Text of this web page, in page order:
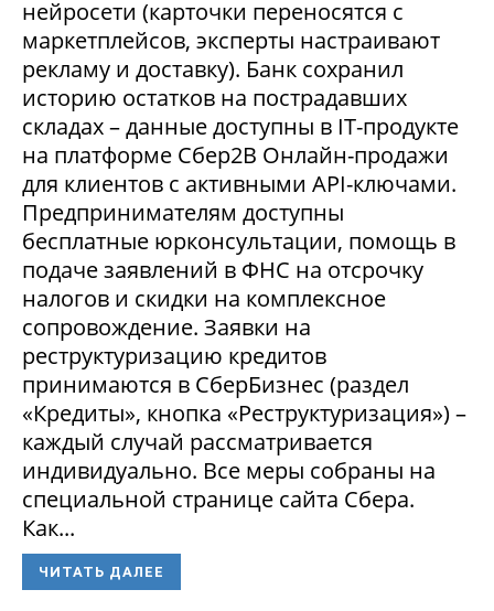
нейросети (карточки переносятся с
маркетплейсов, эксперты настраивают
рекламу и доставку). Банк сохранил
историю остатков на пострадавших
складах – данные доступны в IT-продукте
на платформе Сбер2В Онлайн-продажи
для клиентов с активными API-ключами.
Предпринимателям доступны
бесплатные юрконсультации, помощь в
подаче заявлений в ФНС на отсрочку
налогов и скидки на комплексное
сопровождение. Заявки на
реструктуризацию кредитов
принимаются в СберБизнес (раздел
«Кредиты», кнопка «Реструктуризация») –
каждый случай рассматривается
индивидуально. Все меры собраны на
специальной странице сайта Сбера.
Как...
ЧИТАТЬ ДАЛЕЕ